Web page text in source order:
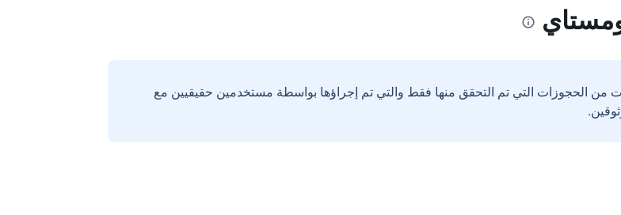
من الحجوزات التي تم التحقق منها فقط والتي تم إجراؤها بواسطة مستخدمين حقيقيين مع